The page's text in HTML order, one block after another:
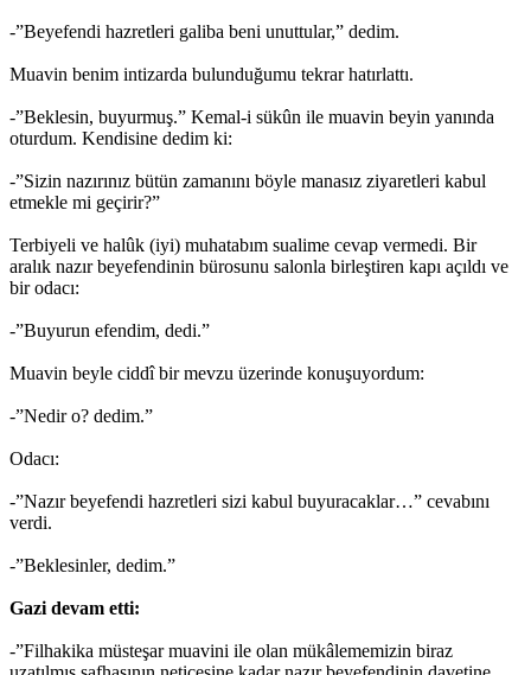
-”Beyefendi hazretleri galiba beni unuttular,” dedim.
Muavin benim intizarda bulunduğumu tekrar hatırlattı.
-”Beklesin, buyurmuş.” Kemal-i sükûn ile muavin beyin yanında
oturdum. Kendisine dedim ki:
-”Sizin nazırınız bütün zamanını böyle manasız ziyaretleri kabul
etmekle mi geçirir?”
Terbiyeli ve halûk (iyi) muhatabım sualime cevap vermedi. Bir
aralık nazır beyefendinin bürosunu salonla birleştiren kapı açıldı ve
bir odacı:
-”Buyurun efendim, dedi.”
Muavin beyle ciddî bir mevzu üzerinde konuşuyordum:
-”Nedir o? dedim.”
Odacı:
-”Nazır beyefendi hazretleri sizi kabul buyuracaklar…” cevabını
verdi.
-”Beklesinler, dedim.”
Gazi devam etti:
-”Filhakika müsteşar muavini ile olan mükâlememizin biraz